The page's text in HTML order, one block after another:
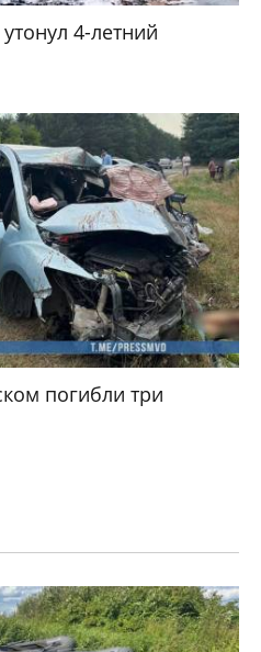
4-летний
погибли три